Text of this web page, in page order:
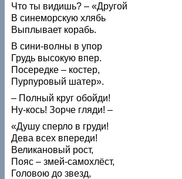
Что ты видишь? – «Другой
В синеморскую хлябь
Выплывает корабь.
В сини-волны в упор
Грудь высокую впер.
Посередке – костер,
Пурпуровый шатер».
– Полный круг обойди!
Ну-кось! Зорче гляди! –
«Душу сперло в груди!
Дева всех впереди!
Великановый рост,
Пояс – змей-самохлёст,
Головою до звезд,